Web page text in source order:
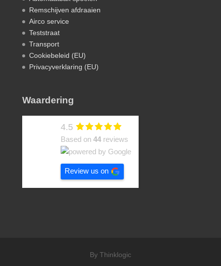
Remschijven afdraaien
Airco service
Teststraat
Transport
Cookiebeleid (EU)
Privacyverklaring (EU)
Waardering
4.5
Based on 44reviews
Review us on
By Thinklogic